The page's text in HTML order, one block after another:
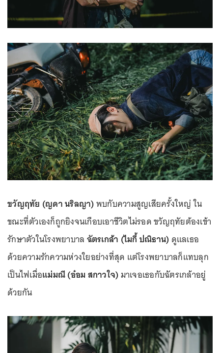
ขวัญฤทัย (ญดา นริลญา)พบกับความสูญเสียครั้งใหญ่ ใน
ขณะที่ตัวเองก็ถูกยิงจนเกือบเอาชีวิตไม่รอด ขวัญฤทัยต้องเข้า
รักษาตัวในโรงพยาบาล ฉัตรเกล้า (ไมกี้ ปณิธาน) ดูแลเธอ
ด้วยความรักความห่วงใยอย่างที่สุด แต่โรงพยาบาลก็แทบลุก
เป็นไฟเมื่อแม่มณี (อ๋อม สกาวใจ)มาเจอเธอกับฉัตรเกล้าอยู่
ด้วยกัน